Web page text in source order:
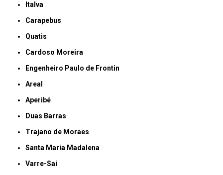
Italva
Carapebus
Quatis
Cardoso Moreira
Engenheiro Paulo de Frontin
Areal
Aperibé
Duas Barras
Trajano de Moraes
Santa Maria Madalena
Varre-Sai